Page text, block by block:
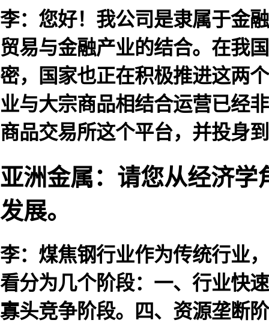
李：您好！我公司是隶属于金
贸易与金融产业的结合。在我
密，国家也正在积极推进这两
业与大宗商品相结合运营已经
商品交易所这个平台，并投身
亚洲金属：请您从经济学
发展。
李：煤焦钢行业作为传统行业
看分为几个阶段：一、行业快
寡头竞争阶段。四、资源垄断